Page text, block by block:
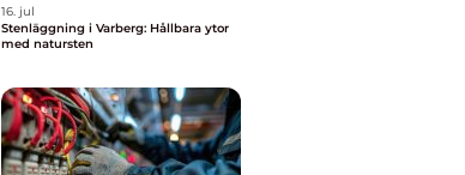
16. jul
Stenläggning i Varberg: Hållbara ytor
med natursten